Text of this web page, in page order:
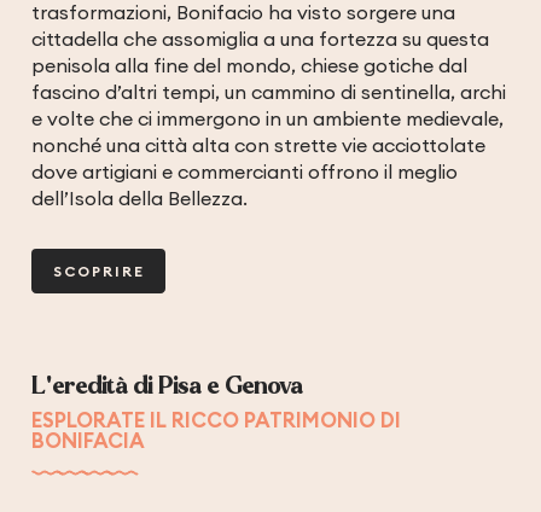
trasformazioni, Bonifacio ha visto sorgere una
cittadella che assomiglia a una fortezza su questa
penisola alla fine del mondo, chiese gotiche dal
fascino d’altri tempi, un cammino di sentinella, archi
e volte che ci immergono in un ambiente medievale,
nonché una città alta con strette vie acciottolate
dove artigiani e commercianti offrono il meglio
dell’Isola della Bellezza.
SCOPRIRE
L'eredità di Pisa e Genova
ESPLORATE IL RICCO PATRIMONIO DI
BONIFACIA